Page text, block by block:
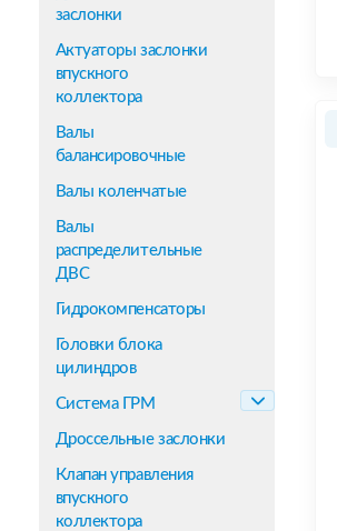
заслонки
Актуаторы заслонки
впускного
коллектора
Валы
балансировочные
Валы коленчатые
Валы
распределительные
ДВС
Гидрокомпенсаторы
Головки блока
цилиндров
Система ГРМ
Дроссельные заслонки
Клапан управления
впускного
коллектора